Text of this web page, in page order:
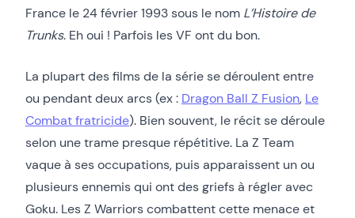
France le 24 février 1993 sous le nom L’Histoire de
Trunks. Eh oui ! Parfois les VF ont du bon.
La plupart des films de la série se déroulent entre
ou pendant deux arcs (ex : Dragon Ball Z Fusion, Le
Combat fratricide). Bien souvent, le récit se déroule
selon une trame presque répétitive. La Z Team
vaque à ses occupations, puis apparaissent un ou
plusieurs ennemis qui ont des griefs à régler avec
Goku. Les Z Warriors combattent cette menace et